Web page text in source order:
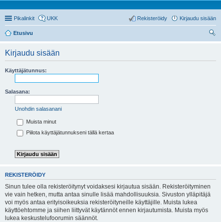
Pikalinkit UKK Kirjaudu sisään
Rekisteröidy
Etusivu
Kirjaudu sisään
Käyttäjätunnus:
Salasana:
Unohdin salasanani
Muista minut
Piilota käyttäjätunnukseni tällä kertaa
REKISTERÖIDY
Sinun tulee olla rekisteröitynyt voidaksesi kirjautua sisään. Rekisteröityminen
vie vain hetken, mutta antaa sinulle lisää mahdollisuuksia. Sivuston ylläpitäjä
voi myös antaa erityisoikeuksia rekisteröityneille käyttäjille. Muista lukea
käyttöehtomme ja siihen liittyvät käytännöt ennen kirjautumista. Muista myös
lukea keskustelufoorumin säännöt.